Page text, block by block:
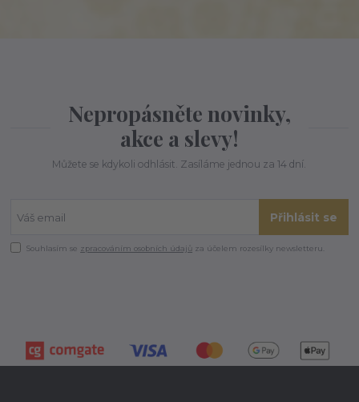
Nepropásněte novinky,
akce a slevy!
Můžete se kdykoli odhlásit. Zasíláme jednou za 14 dní.
Přihlásit se
Souhlasím se zpracováním osobních údajů za účelem rozesílky newsletteru.